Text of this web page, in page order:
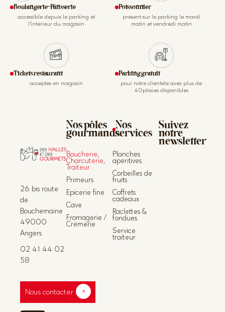
Boulangerie-Pâtisserie
accessible depuis le parking et
l’intérieur du magasin
Poissonnier
présent sur le parking le mardi
matin et vendredi matin
Tickets restaurant
acceptés en magasin
Parking gratuit
pour notre clientèle avec plus de
40places disponibles
26 bis route
de
Bouchemaine
49000
Angers
02 41 44 02
58
Nous contacter
Nos pôles
gourmands
Boucherie,
Charcuterie,
Traiteur
Primeurs
Epicerie fine
Cave
Fromagerie /
Crèmerie
Nos
services
Planches
apéritives
Corbeilles de
fruits
Coffrets
cadeaux
Raclettes &
fondues
Service
traiteur
Suivez
notre
newsletter